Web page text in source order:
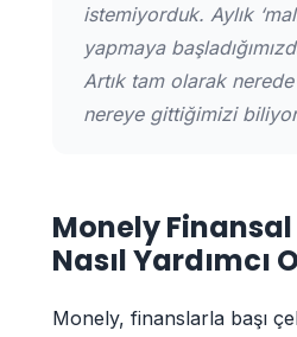
istemiyorduk. Aylık
yapmaya
Artık tam olarak
nereye gittiğimizi
Monely
Nasıl Yardımcı
Monely, finanslarla başı